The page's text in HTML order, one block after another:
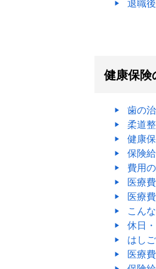
健康保険
歯の
柔道
健康
保険
費用
医療
医療
こん
休日
はし
医療